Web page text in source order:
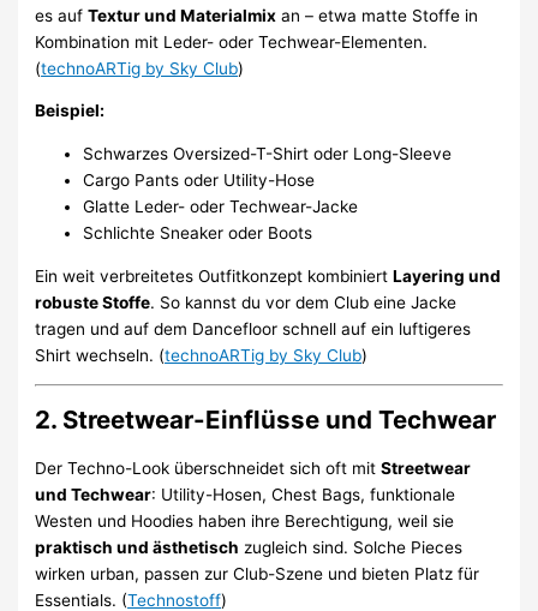
es aufTextur und Materialmix an – etwa matte Stoffe in
Kombination mit Leder- oder Techwear-Elementen.
(technoARTig by Sky Club)
Beispiel:
Schwarzes Oversized-T-Shirt oder Long-Sleeve
Cargo Pants oder Utility-Hose
Glatte Leder- oder Techwear-Jacke
Schlichte Sneaker oder Boots
Ein weit verbreitetes Outfitkonzept kombiniertLayering und
robuste Stoffe. So kannst du vor dem Club eine Jacke
tragen und auf dem Dancefloor schnell auf ein luftigeres
Shirt wechseln. (technoARTig by Sky Club)
2. Streetwear-Einflüsse und Techwear
Der Techno-Look überschneidet sich oft mitStreetwear
und Techwear: Utility-Hosen, Chest Bags, funktionale
Westen und Hoodies haben ihre Berechtigung, weil sie
praktisch und ästhetisch zugleich sind. Solche Pieces
wirken urban, passen zur Club-Szene und bieten Platz für
Essentials. (Technostoff)